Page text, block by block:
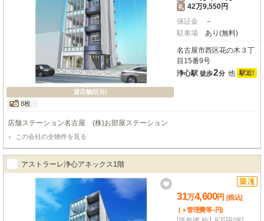
貸店舗(区分)
8枚
礼 42万9,550円
保証金
－
駐車場
あり(無料)
名古屋市西区花の木３丁
目15番9号
浄心駅 徒歩2分 他 駅近!
店舗ステーション名古屋 (株)お部屋ステーション
この会社の全物件を見る
アストラーレ浄心アネックス1階
31万4,600円 [税込]
(＋管理費等-円)